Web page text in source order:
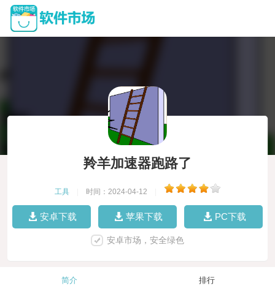
羚羊加速器跑路了
工具 时间：2024-04-12
安卓下载 苹果下载 PC下载
安卓市场，安全绿色
简介 排行